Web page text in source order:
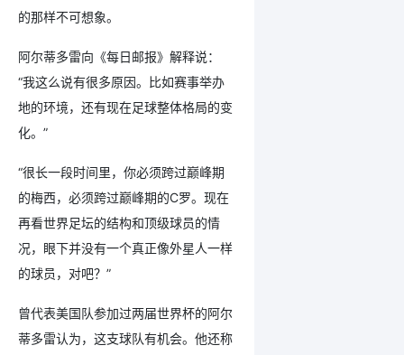
的那样不可想象。
阿尔蒂多雷向《每日邮报》解释说：
“我这么说有很多原因。比如赛事举办
地的环境，还有现在足球整体格局的变
化。”
“很长一段时间里，你必须跨过巅峰期
的梅西，必须跨过巅峰期的C罗。现在
再看世界足坛的结构和顶级球员的情
况，眼下并没有一个真正像外星人一样
的球员，对吧？”
曾代表美国队参加过两届世界杯的阿尔
蒂多雷认为，这支球队有机会。他还称